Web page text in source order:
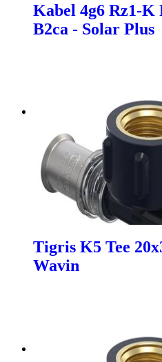
Kabel 4g6 Rz1-K
B2ca - Solar Plus
Tigris K5 Tee
Wavin